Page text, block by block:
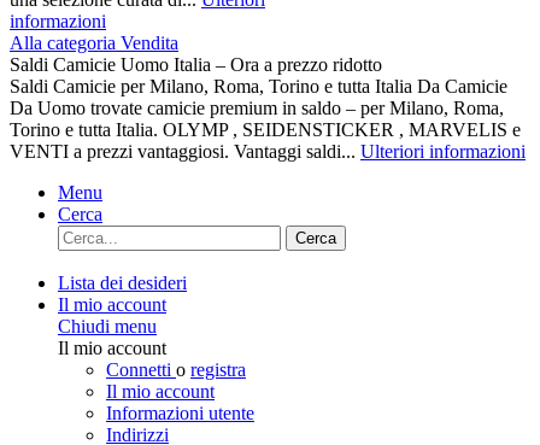
informazioni
Alla categoria Vendita
Saldi Camicie Uomo Italia – Ora a prezzo ridotto
Saldi Camicie per Milano, Roma, Torino e tutta Italia Da Camicie
Da Uomo trovate camicie premium in saldo – per Milano, Roma,
Torino e tutta Italia. OLYMP , SEIDENSTICKER , MARVELIS e
VENTI a prezzi vantaggiosi. Vantaggi saldi... Ulteriori informazioni
Menu
Cerca
Cerca
Lista dei desideri
Il mio account
Chiudi menu
Il mio account
Connetti o registra
Il mio account
Informazioni utente
Indirizzi